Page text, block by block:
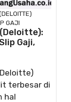
GAJI
(Deloitte):
Gaji,
terbesar di
hal